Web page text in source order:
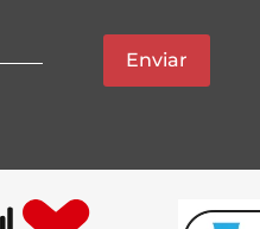
Enviar